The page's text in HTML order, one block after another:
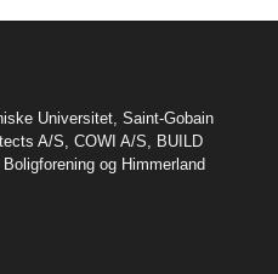
Universitet Saint-Gobain
A/S COWI A/S
BUILD
og Himmerland